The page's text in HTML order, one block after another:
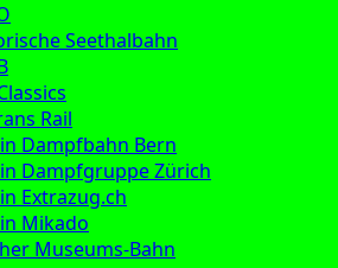
Seethalbahn
Rail
Dampfbahn Bern
Dampfgruppe Zürich
Extrazug.ch
Mikado
Museums-Bahn